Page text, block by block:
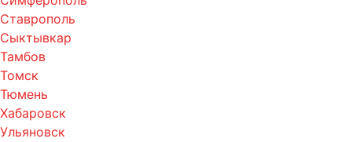
Ставрополь
Сыктывкар
Тамбов
Томск
Тюмень
Хабаровск
Ульяновск